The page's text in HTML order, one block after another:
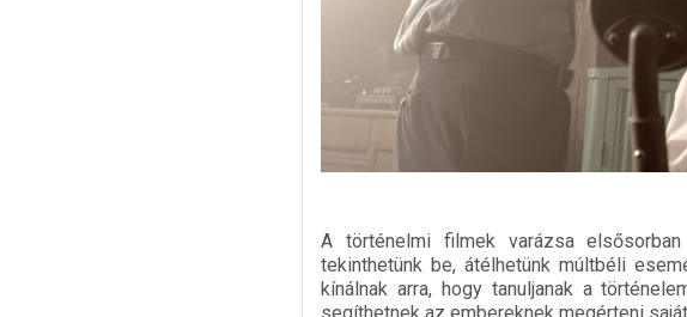
A történelmi filmek varázsa
tekinthetünk be, átélhetünk múltbéli
kínálnak arra, hogy tanuljanak a